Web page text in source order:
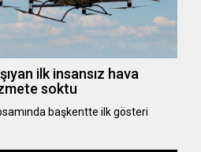
ilk insansız hava
soktu
başkentte ilk gösteri